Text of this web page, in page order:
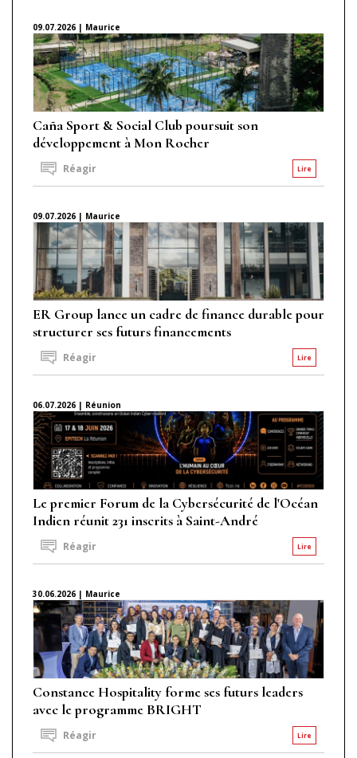
09.07.2026 | Maurice
Caña Sport & Social Club poursuit son
développement à Mon Rocher
Lire
Réagir
09.07.2026 | Maurice
ER Group lance un cadre de finance durable pour
structurer ses futurs financements
Lire
Réagir
06.07.2026 | Réunion
Le premier Forum de la Cybersécurité de l'Océan
Indien réunit 231 inscrits à Saint-André
Lire
Réagir
30.06.2026 | Maurice
Constance Hospitality forme ses futurs leaders
avec le programme BRIGHT
Lire
Réagir